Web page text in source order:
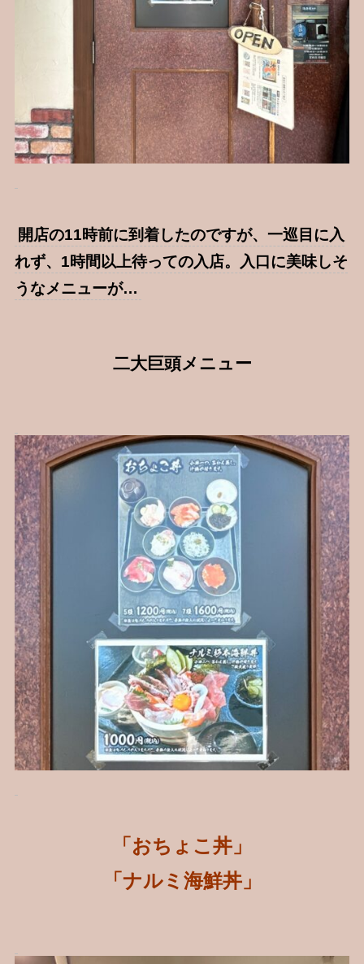
開店の11時前に到着したのですが、一巡目に入
れず、1時間以上待っての入店。入口に美味しそ
うなメニューが…
二大巨頭メニュー
「おちょこ丼」
「ナルミ海鮮丼」